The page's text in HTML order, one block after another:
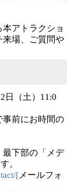
アトラクショ
来場、ご質問や
日（土）11:0
事前にお時間の
最下部の「メデ
。
[ メールフォ